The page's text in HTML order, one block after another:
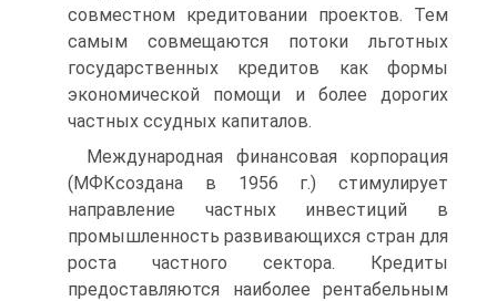
совместном кредитовании проектов. Тем
самым совмещаются потоки льготных
государственных кредитов как формы
экономической помощи и более дорогих
частных ссудных капиталов.
Международная финансовая корпорация
(МФКсоздана в 1956 г.) стимулирует
направление частных инвестиций в
промышленность развивающихся стран для
роста частного сектора. Кредиты
предоставляются наиболее рентабельным